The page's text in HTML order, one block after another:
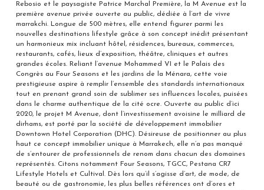
Rebosio et le paysagiste Patrice Marchal Première, la M Avenue est la
première avenue privée ouverte au public, dédiée à l’art de vivre
marrakchi. Longue de 500 mètres, elle entend figurer parmi les
nouvelles destinations lifestyle grâce à son concept inédit présentant
un harmonieux mix incluant hôtel, résidences, bureaux, commerces,
restaurants, cafés, lieux d’exposition, théâtre, cliniques et autres
grandes écoles. Reliant l’avenue Mohammed VI et le Palais des
Congrès au Four Seasons et les jardins de la Ménara, cette voie
prestigieuse aspire à remplir l’ensemble des standards internationaux
tout en prenant grand soin de sublimer ses influences locales, puisées
dans le charme authentique de la cité ocre. Ouverte au public d’ici
2020, le projet M Avenue, dont l’investissement avoisine le milliard de
dirhams, est porté par la société de développement immobilier
Downtown Hotel Corporation (DHC). Désireuse de positionner au plus
haut ce concept immobilier unique à Marrakech, elle n’a pas manqué
de s’entourer de professionnels de renom dans chacun des domaines
représentés. Citons notamment Four Seasons, TGCC, Pestana CR7
Lifestyle Hotels et Cultival. Dès lors qu’il s’agisse d’art, de mode, de
beauté ou de gastronomie, les plus belles références ont d’ores et